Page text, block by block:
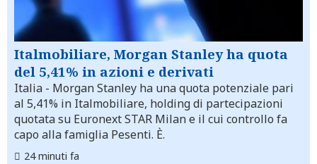
Italmobiliare, Morgan Stanley ha quota
del 5,41% in azioni e derivati
Italia - Morgan Stanley ha una quota potenziale pari
al 5,41% in Italmobiliare, holding di partecipazioni
quotata su Euronext STAR Milan e il cui controllo fa
capo alla famiglia Pesenti. È.
24 minuti fa